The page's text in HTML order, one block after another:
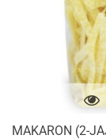
MAKARON (2-